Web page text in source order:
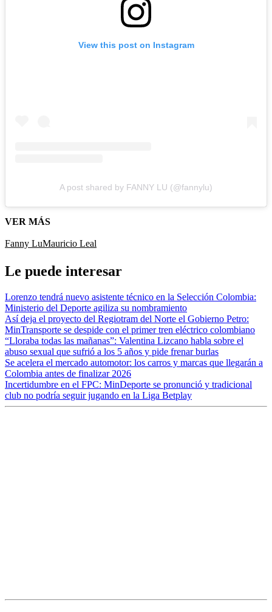
View this post on Instagram
A post shared by FANNY LU (@fannylu)
VER MÁS
Fanny LuMauricio Leal
Le puede interesar
Lorenzo tendrá nuevo asistente técnico en la Selección Colombia:
Ministerio del Deporte agiliza su nombramiento
Así deja el proyecto del Regiotram del Norte el Gobierno Petro:
MinTransporte se despide con el primer tren eléctrico colombiano
“Lloraba todas las mañanas”: Valentina Lizcano habla sobre el
abuso sexual que sufrió a los 5 años y pide frenar burlas
Se acelera el mercado automotor: los carros y marcas que llegarán a
Colombia antes de finalizar 2026
Incertidumbre en el FPC: MinDeporte se pronunció y tradicional
club no podría seguir jugando en la Liga Betplay